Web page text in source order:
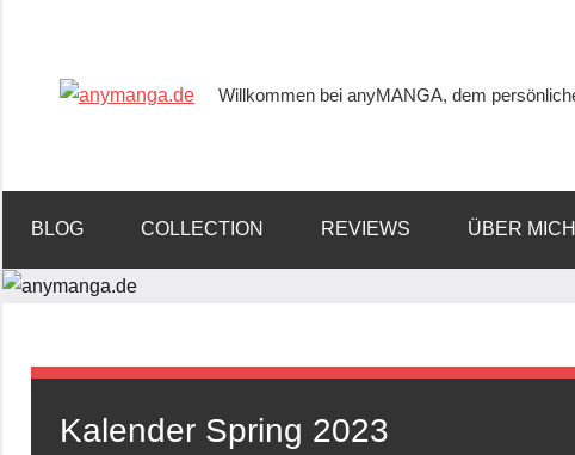
Willkommen bei anyMANGA, dem
BLOG COLLECTION REVIEWS ÜBER MICH
Kalender Spring 2023